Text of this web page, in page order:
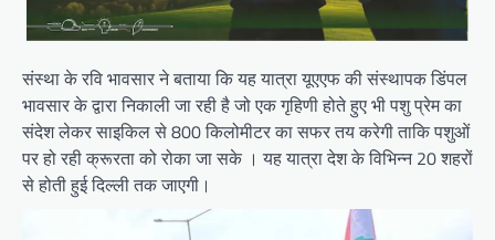
संस्था के रवि भावसार ने बताया कि यह यात्रा यूएएफ की संस्थापक डिंपल
भावसार के द्वारा निकाली जा रही है जो एक गृहिणी होते हुए भी पशु प्रेम का
संदेश लेकर साइकिल से 800 किलोमीटर का सफर तय करेगी ताकि पशुओं
पर हो रही क्रूरता को रोका जा सके । यह यात्रा देश के विभिन्न 20 शहरों
से होती हुई दिल्ली तक जाएगी।